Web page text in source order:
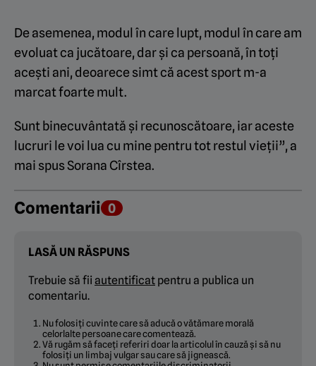
De asemenea, modul în care lupt, modul în care am
evoluat ca jucătoare, dar și ca persoană, în toți
acești ani, deoarece simt că acest sport m-a
marcat foarte mult.
Sunt binecuvântată și recunoscătoare, iar aceste
lucruri le voi lua cu mine pentru tot restul vieții”, a
mai spus Sorana Cîrstea.
Comentarii 0
LASĂ UN RĂSPUNS
Trebuie să fii autentificat pentru a publica un
comentariu.
Nu folosiți cuvinte care să aducă o vătămare morală
celorlalte persoane care comentează.
Vă rugăm să faceți referiri doar la articolul în cauză și să nu
folosiți un limbaj vulgar sau care să jignească.